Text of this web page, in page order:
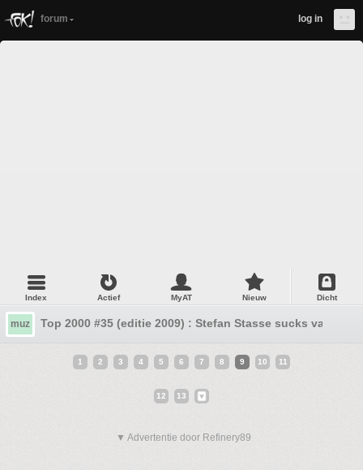
forum log in
Index Actief MyAT Nieuw Dicht
muz Top 2000 #35 (editie 2009) : Stefan Stasse sucks
1 2 3 4 5 6 7 8 9 10 11
12 13
▼ Advertentie door Refinery89